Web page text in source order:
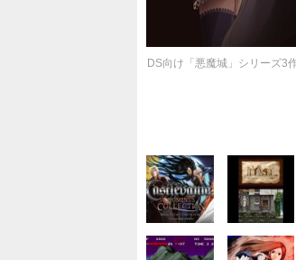
DS向け「悪魔城」シリーズ3